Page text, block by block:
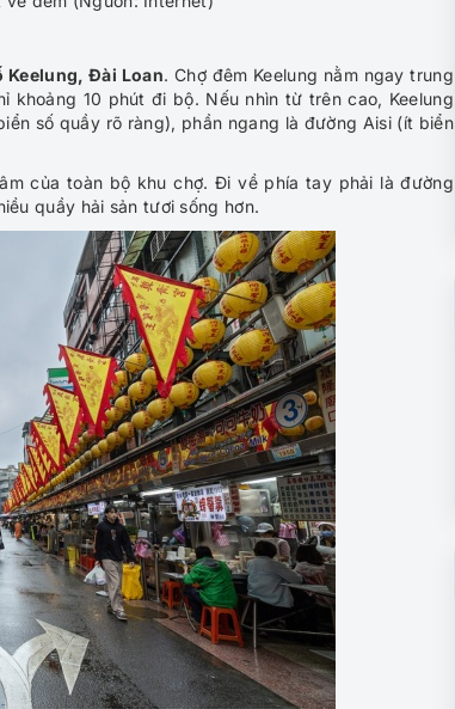
Keelung, Đài Loan. Chợ đêm Keelung nằm ngay trung
khoảng 10 phút đi bộ. Nếu nhìn từ trên cao, Keelung
số quầy rõ ràng), phần ngang là đường Aisi (ít biển
của toàn bộ khu chợ. Đi về phía tay phải là đường
quầy hải sản tươi sống hơn.